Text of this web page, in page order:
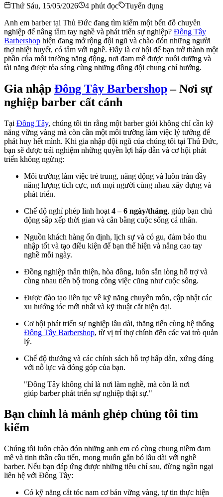
Thứ Sáu, 15/05/2026
4 phút đọc
Tuyển dụng
Anh em barber tại Thủ Đức đang tìm kiếm một bến đỗ chuyên
nghiệp để nâng tầm tay nghề và phát triển sự nghiệp? Đông Tây
Barbershop hiện đang mở rộng đội ngũ và chào đón những người
thợ nhiệt huyết, có tâm với nghề. Đây là cơ hội để bạn trở thành một
phần của môi trường năng động, nơi đam mê được nuôi dưỡng và
tài năng được tỏa sáng cùng những đồng đội chung chí hướng.
Gia nhập Đông Tây Barbershop– Nơi sự
nghiệp barber cất cánh
Tại Đông Tây, chúng tôi tin rằng một barber giỏi không chỉ cần kỹ
năng vững vàng mà còn cần một môi trường làm việc lý tưởng để
phát huy hết mình. Khi gia nhập đội ngũ của chúng tôi tại Thủ Đức,
bạn sẽ được trải nghiệm những quyền lợi hấp dẫn và cơ hội phát
triển không ngừng:
Môi trường làm việc trẻ trung, năng động và luôn tràn đầy
năng lượng tích cực, nơi mọi người cùng nhau xây dựng và
phát triển.
Chế độ nghỉ phép linh hoạt 4 – 6 ngày/tháng, giúp bạn chủ
động sắp xếp thời gian và cân bằng cuộc sống cá nhân.
Nguồn khách hàng ổn định, lịch sự và có gu, đảm bảo thu
nhập tốt và tạo điều kiện để bạn thể hiện và nâng cao tay
nghề mỗi ngày.
Đồng nghiệp thân thiện, hòa đồng, luôn sẵn lòng hỗ trợ và
cùng nhau tiến bộ trong công việc cũng như cuộc sống.
Được đào tạo liên tục về kỹ năng chuyên môn, cập nhật các
xu hướng tóc mới nhất và kỹ thuật cắt hiện đại.
Cơ hội phát triển sự nghiệp lâu dài, thăng tiến cùng hệ thống
Đông Tây Barbershop, từ vị trí thợ chính đến các vai trò quản
lý.
Chế độ thưởng và các chính sách hỗ trợ hấp dẫn, xứng đáng
với nỗ lực và đóng góp của bạn.
"Đông Tây không chỉ là nơi làm nghề, mà còn là nơi
giúp barber phát triển sự nghiệp thật sự."
Bạn chính là mảnh ghép chúng tôi tìm
kiếm
Chúng tôi luôn chào đón những anh em có cùng chung niềm đam
mê và tinh thần cầu tiến, mong muốn gắn bó lâu dài với nghề
barber. Nếu bạn đáp ứng được những tiêu chí sau, đừng ngần ngại
liên hệ với Đông Tây:
Có kỹ năng cắt tóc nam cơ bản vững vàng, tự tin thực hiện